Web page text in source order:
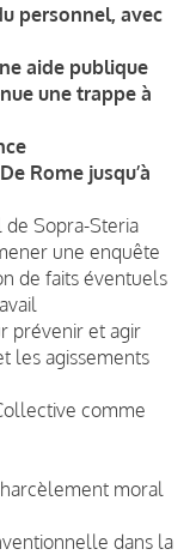
personnel, avec
aide publique
une trappe à
Rome jusqu’à
Sopra-Steria
une enquête
de faits éventuels
prévenir et agir
les agissements
comme
moral
dans la